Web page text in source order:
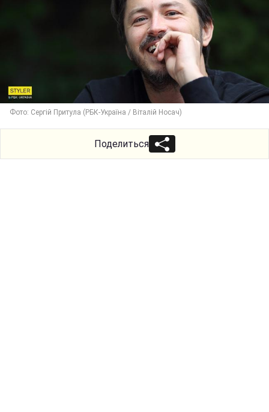
Фото: Сергій Притула (РБК-Україна / Віталій Носач)
Поделиться